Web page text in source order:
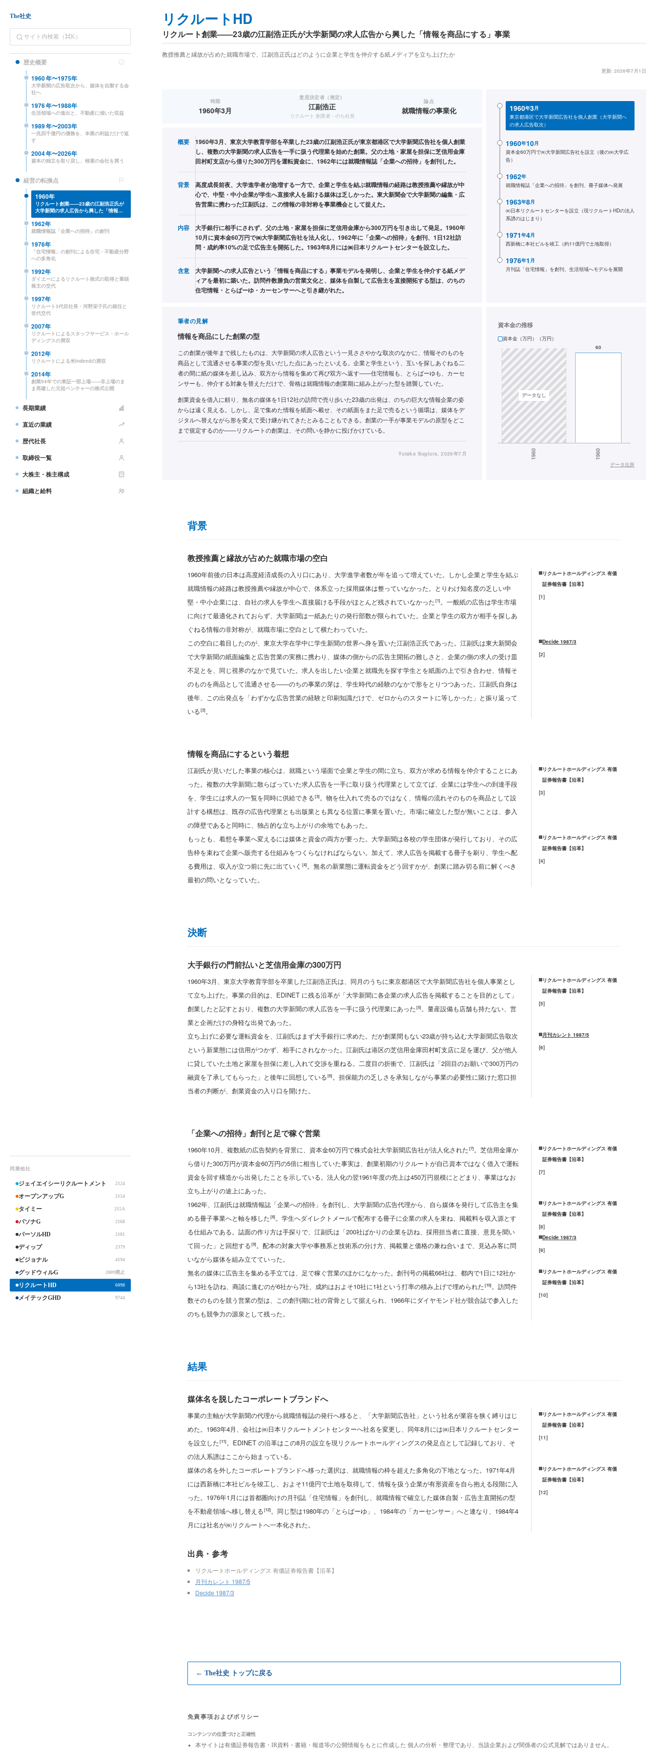
The社史
歴史概要
1960年〜1975年
大学新聞の広告取次から、媒体を自製する会
社へ
1976年〜1988年
生活領域への進出と、不動産に傾いた収益
1989年〜2003年
一兆四千億円の債務を、本業の利益だけで返
す
2004年〜2026年
資本の独立を取り戻し、検索の会社を買う
経営の転換点
1960年
リクルート創業——23歳の江副浩正氏が
大学新聞の求人広告から興した「情報を
商品にする」事業
1962年
就職情報誌「企業への招待」の創刊
1976年
「住宅情報」の創刊による住宅・不動産分野
への多角化
1992年
ダイエーによるリクルート株式の取得と筆頭
株主の交代
1997年
リクルート3代目社長・河野栄子氏の就任と
世代交代
2007年
リクルートによるスタッフサービス・ホール
ディングスの買収
2012年
リクルートによる米Indeedの買収
2014年
創業54年での東証一部上場——非上場のま
ま再建した元祖ベンチャーの株式公開
長期業績
直近の業績
歴代社長
取締役一覧
大株主・株主構成
組織と給料
同業他社
ジェイエイシーリクルートメント 2124
オープンアップG 2154
タイミー 215A
パソナG 2168
パーソルHD 2181
ディップ 2379
ビジョナル 4194
グッドウィルG 2009廃止
リクルートHD 6098
メイテックGHD 9744
リクルートHD
リクルート創業——23歳の江副浩正氏が大学新聞の求人広告から興した「情報を商品にする」事業
教授推薦と縁故が占めた就職市場で、江副浩正氏はどのように企業と学生を仲介する紙メディアを立ち上げたか
更新: 2026年7月1日
時期
1960年3月
意思決定者（推定）
江副浩正
リクルート 創業者・のち社長
論点
就職情報の事業化
概要
1960年3月、東京大学教育学部を卒業した23歳の江副浩正氏が東京都港区で大学新聞広告社を個人創業
し、複数の大学新聞の求人広告を一手に扱う代理業を始めた創業。父の土地・家屋を担保に芝信用金庫
田村町支店から借りた300万円を運転資金に、1962年には就職情報誌「企業への招待」を創刊した。
背景
高度成長前夜、大学進学者が急増する一方で、企業と学生を結ぶ就職情報の経路は教授推薦や縁故が中
心で、中堅・中小企業が学生へ直接求人を届ける媒体は乏しかった。東大新聞会で大学新聞の編集・広
告営業に携わった江副氏は、この情報の非対称を事業機会として捉えた。
内容
大手銀行に相手にされず、父の土地・家屋を担保に芝信用金庫から300万円を引き出して発足。1960年
10月に資本金60万円で㈱大学新聞広告社を法人化し、1962年に「企業への招待」を創刊、1日12社訪
問・成約率10%の足で広告主を開拓した。1963年8月には㈱日本リクルートセンターを設立した。
含意
大学新聞への求人広告という「情報を商品にする」事業モデルを発明し、企業と学生を仲介する紙メデ
ィアを最初に築いた。訪問件数勝負の営業文化と、媒体を自製して広告主を直接開拓する型は、のちの
住宅情報・とらばーゆ・カーセンサーへと引き継がれた。
1960年3月
東京都港区で大学新聞広告社を個人創業（大学新聞へ
の求人広告取次）
1960年10月
資本金60万円で㈱大学新聞広告社を設立（後の㈱大学広
告）
1962年
就職情報誌「企業への招待」を創刊、冊子媒体へ発展
1963年8月
㈱日本リクルートセンターを設立（現リクルートHDの法人
系譜のはじまり）
1971年4月
西新橋に本社ビルを竣工（約11億円で土地取得）
1976年1 月
月刊誌「住宅情報」を創刊、生活領域へモデルを展開
筆者の見解
情報を商品にした創業の型
この創業が後年まで残したものは、大学新聞の求人広告という一見ささやかな取次のなかに、情報そのものを
商品として流通させる事業の型を見いだした点にあったといえる。企業と学生という、互いを探しあぐねる二
者の間に紙の媒体を差し込み、双方から情報を集めて再び双方へ返す——住宅情報も、とらばーゆも、カーセ
ンサーも、仲介する対象を替えただけで、骨格は就職情報の創業期に組み上がった型を踏襲していた。
創業資金を借入に頼り、無名の媒体を1日12社の訪問で売り歩いた23歳の出発は、のちの巨大な情報企業の姿
からは遠く見える。しかし、足で集めた情報を紙面へ載せ、その紙面をまた足で売るという循環は、媒体をデ
ジタルへ替えながら形を変えて受け継がれてきたとみることもできる。創業の一手が事業モデルの原型をどこ
まで規定するのか——リクルートの創業は、その問いを静かに投げかけている。
Yutaka Sugiura, 2026年7月
資本金の推移
資本金（万円）（万円）
データ出所
背景
教授推薦と縁故が占めた就職市場の空白
1960年前後の日本は高度経済成長の入り口にあり、大学進学者数が年を追って増えていた。しかし企業と学生を結ぶ
就職情報の経路は教授推薦や縁故が中心で、体系立った採用媒体は整っていなかった。とりわけ知名度の乏しい中
堅・中小企業には、自社の求人を学生へ直接届ける手段がほとんど残されていなかった[1]。一般紙の広告は学生市場
に向けて最適化されておらず、大学新聞は一紙あたりの発行部数が限られていた。企業と学生の双方が相手を探しあ
ぐねる情報の非対称が、就職市場に空白として横たわっていた。
リクルートホールディングス 有価
証券報告書【沿革】
[1]
この空白に着目したのが、東京大学在学中に学生新聞の世界へ身を置いた江副浩正氏であった。江副氏は東大新聞会
で大学新聞の紙面編集と広告営業の実務に携わり、媒体の側からの広告主開拓の難しさと、企業の側の求人の受け皿
不足とを、同じ視界のなかで見ていた。求人を出したい企業と就職先を探す学生とを紙面の上で引き合わせ、情報そ
のものを商品として流通させる——のちの事業の芽は、学生時代の経験のなかで形をとりつつあった。江副氏自身は
後年、この出発点を「わずかな広告営業の経験と印刷知識だけで、ゼロからのスタートに等しかった」と振り返って
いる[2]。
Decide 1987/3
[2]
情報を商品にするという着想
江副氏が見いだした事業の核心は、就職という場面で企業と学生の間に立ち、双方が求める情報を仲介することにあ
った。複数の大学新聞に散らばっていた求人広告を一手に取り扱う代理業として立てば、企業には学生への到達手段
を、学生には求人の一覧を同時に供給できる[3]。物を仕入れて売るのではなく、情報の流れそのものを商品として設
計する構想は、既存の広告代理業とも出版業とも異なる位置に事業を置いた。市場に確立した型が無いことは、参入
の障壁であると同時に、独占的な立ち上がりの余地でもあった。
リクルートホールディングス 有価
証券報告書【沿革】
[3]
もっとも、着想を事業へ変えるには媒体と資金の両方が要った。大学新聞は各校の学生団体が発行しており、その広
告枠を束ねて企業へ販売する仕組みをつくらなければならない。加えて、求人広告を掲載する冊子を刷り、学生へ配
る費用は、収入が立つ前に先に出ていく [4]。無名の新業態に運転資金をどう回すかが、創業に踏み切る前に解くべき
最初の問いとなっていた。
リクルートホールディングス 有価
証券報告書【沿革】
[4]
決断
大手銀行の門前払いと芝信用金庫の300万円
1960年3月、東京大学教育学部を卒業した江副浩正氏は、同月のうちに東京都港区で大学新聞広告社を個人事業とし
て立ち上げた。事業の目的は、EDINET に残る沿革が「大学新聞に各企業の求人広告を掲載することを目的として」
創業したと記すとおり、複数の大学新聞の求人広告を一手に扱う代理業にあった[5]。量産設備も店舗も持たない、営
業と企画だけの身軽な出発であった。
リクルートホールディングス 有価
証券報告書【沿革】
[5]
立ち上げに必要な運転資金を、江副氏はまず大手銀行に求めた。だが創業間もない23歳が持ち込む大学新聞広告取次
という新業態には信用がつかず、相手にされなかった。江副氏は港区の芝信用金庫田村町支店に足を運び、父が他人
に貸していた土地と家屋を担保に差し入れて交渉を重ねる。二度目の折衝で、江副氏は「2回目のお願いで300万円の
融資を了承してもらった」と後年に回想している[6]。担保能力の乏しさを承知しながら事業の必要性に賭けた窓口担
当者の判断が、創業資金の入り口を開けた。
月刊カレント 1987/5
[6]
「企業への招待」創刊と足で稼ぐ営業
1960年10月、複数紙の広告契約を背景に、資本金60万円で株式会社大学新聞広告社が法人化された[7]。芝信用金庫か
ら借りた300万円が資本金60万円の5倍に相当していた事実は、創業初期のリクルートが自己資本ではなく借入で運転
資金を回す構造から出発したことを示している。法人化の翌1961年度の売上は450万円規模にとどまり、事業はなお
立ち上がりの途上にあった。
リクルートホールディングス 有価
証券報告書【沿革】
[7]
1962年、江副氏は就職情報誌「企業への招待」を創刊し、大学新聞の広告代理から、自ら媒体を発行して広告主を集
める冊子事業へと軸を移した[8]。学生へダイレクトメールで配布する冊子に企業の求人を束ね、掲載料を収入源とす
る仕組みである。誌面の作り方は手探りで、江副氏は「200社ばかりの企業を訪ね、採用担当者に直接、意見を聞い
て回った」と回想する[9]。配本の対象大学や事務系と技術系の分け方、掲載量と価格の兼ね合いまで、見込み客に問
いながら媒体を組み立てていった。
リクルートホールディングス 有価
証券報告書【沿革】
[8]
Decide 1987/3
[9]
無名の媒体に広告主を集める手立ては、足で稼ぐ営業のほかになかった。創刊号の掲載66社は、都内で1日に12社か
ら13社を訪ね、商談に進むのが6社から7社、成約はおよそ10社に1社という打率の積み上げで埋められた[10]。訪問件
数そのものを競う営業の型は、この創刊期に社の背骨として据えられ、1966年にダイヤモンド社が競合誌で参入した
のちも競争力の源泉として残った。
リクルートホールディングス 有価
証券報告書【沿革】
[10]
結果
媒体名を脱したコーポレートブランドへ
事業の主軸が大学新聞の代理から就職情報誌の発行へ移ると、「大学新聞広告社」という社名が業容を狭く縛りはじ
めた。1963年4月、会社は㈱日本リクルートメントセンターへ社名を変更し、同年8月には㈱日本リクルートセンター
を設立した[11]。EDINET の沿革はこの8月の設立を現リクルートホールディングスの発足点として記録しており、そ
の法人系譜はここから始まっている。
リクルートホールディングス 有価
証券報告書【沿革】
[11]
媒体の名を外したコーポレートブランドへ移った選択は、就職情報の枠を超えた多角化の下地となった。1971年4月
には西新橋に本社ビルを竣工し、およそ11億円で土地を取得して、情報を扱う企業が有形資産を自ら抱える段階に入
った。1976年1月には首都圏向けの月刊誌「住宅情報」を創刊し、就職情報で確立した媒体自製・広告主直開拓の型
を不動産領域へ移し替える[12]。同じ型は1980年の「とらばーゆ」、1984年の「カーセンサー」へと連なり、1984年4
月には社名が㈱リクルートへ一本化された。
リクルートホールディングス 有価
証券報告書【沿革】
[12]
出典・参考
リクルートホールディングス 有価証券報告書【沿革】
月刊カレント 1987/5
Decide 1987/3
← The社史 トップに戻る
免責事項およびポリシー
コンテンツの位置づけと正確性
本サイトは有価証券報告書・IR資料・書籍・報道等の公開情報をもとに作成した 個人の分析・整理であり、当該企業および関係者の公式見解ではありません。